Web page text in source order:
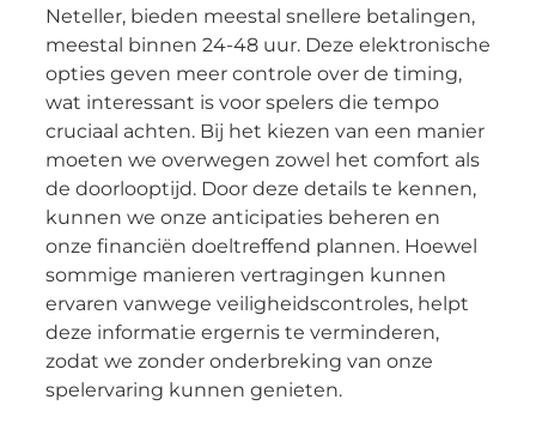
Neteller, bieden meestal snellere betalingen,
meestal binnen 24-48 uur. Deze elektronische
opties geven meer controle over de timing,
wat interessant is voor spelers die tempo
cruciaal achten. Bij het kiezen van een manier
moeten we overwegen zowel het comfort als
de doorlooptijd. Door deze details te kennen,
kunnen we onze anticipaties beheren en
onze financiën doeltreffend plannen. Hoewel
sommige manieren vertragingen kunnen
ervaren vanwege veiligheidscontroles, helpt
deze informatie ergernis te verminderen,
zodat we zonder onderbreking van onze
spelervaring kunnen genieten.